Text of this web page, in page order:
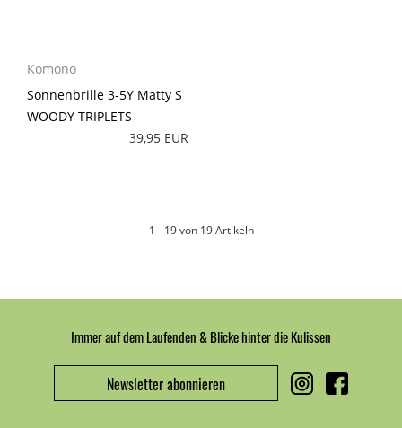
Komono
Sonnenbrille 3-5Y Matty S
WOODY TRIPLETS
39,95 EUR
1 - 19 von 19 Artikeln
Immer auf dem Laufenden & Blicke hinter die Kulissen
Newsletter abonnieren